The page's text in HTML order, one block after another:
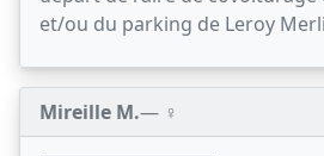
et/ou du parking de Leroy
Mireille M.— ♀️